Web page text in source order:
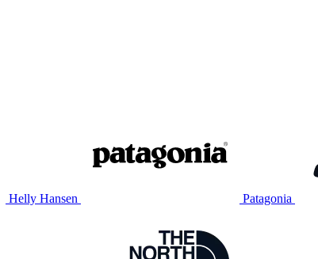
Helly Hansen Patagonia